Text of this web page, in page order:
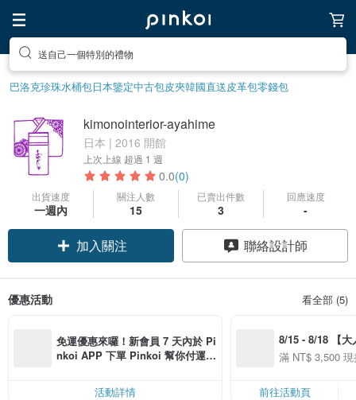
送自己一個特別的禮物
巴洛克珍珠水桶包日本鑒定中古包皮夾韓國直送皮革包零錢包
kimonointerior-ayahime
日本 | 2016 開館
上次上線 超過 1 週
0.0(0)
出貨速度
一週內
關注人數
15
已賣出件數
3
回應速度
-
加入關注 聯絡設計師
優惠活動 看全部 (5)
免運優惠來囉！新會員 7 天內於 Pi
nkoi APP 下單 Pinkoi 幫你付運
活動詳情
8/15 - 8/18 【大
季】滿
50
滿 NT$ 3,500
前往活動頁